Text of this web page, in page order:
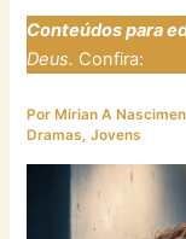
Conteúdos para
Deus. Confira:
Por Mirian A
Dramas,Jovens